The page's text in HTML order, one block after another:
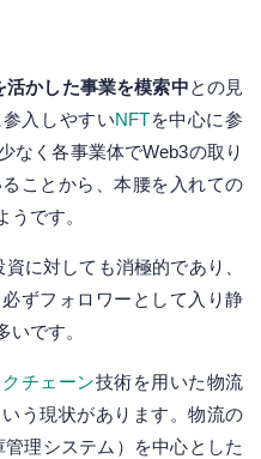
活かした事業を模索中との見
入しやすいNFTを中心に参
なく各事業体でWeb3の取り
ことから、本腰を入れての
です。
に対しても消極的であり、
ずフォロワーとして入り静
です。
チェーン技術を用いた物流
う現状があります。物流の
理システム）を中心とした